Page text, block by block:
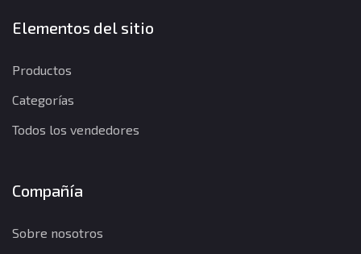
Elementos del sitio
Productos
Categorías
Todos los vendedores
Compañía
Sobre nosotros